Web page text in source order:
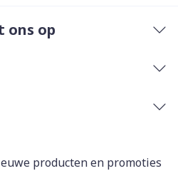
ons op
producten en promoties